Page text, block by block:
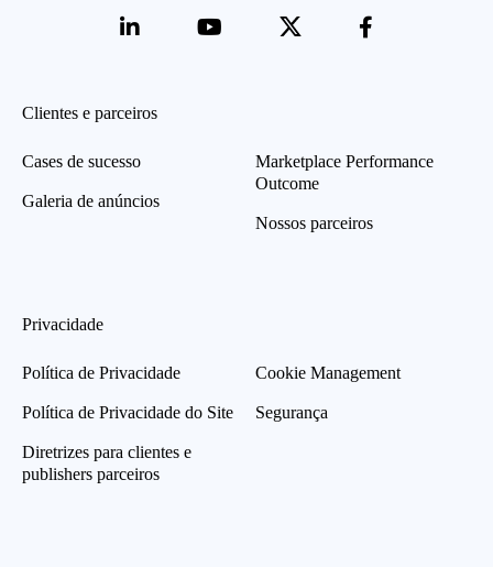
Clientes e parceiros
Cases de sucesso
Galeria de anúncios
Marketplace Performance
Outcome
Nossos parceiros
Privacidade
Política de Privacidade
Política de Privacidade do Site
Diretrizes para clientes e
publishers parceiros
Cookie Management
Segurança